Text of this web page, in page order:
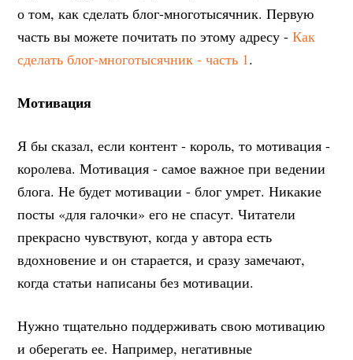
о том, как сделать блог-многотысячник. Первую
часть вы можете почитать по этому адресу -Как
сделать блог-многотысячник - часть 1.
Мотивация
Я бы сказал, если контент - король, то мотивация -
королева. Мотивация - самое важное при ведении
блога. Не будет мотивации - блог умрет. Никакие
посты «для галочки» его не спасут. Читатели
прекрасно чувствуют, когда у автора есть
вдохновение и он старается, и сразу замечают,
когда статьи написаны без мотивации.
Нужно тщательно поддерживать свою мотивацию
и оберегать ее. Например, негативные